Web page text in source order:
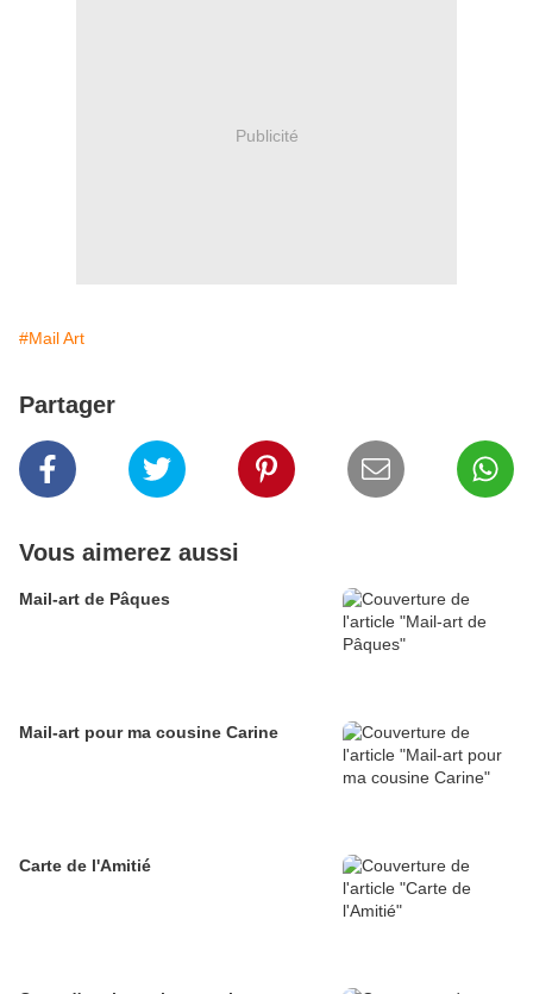
Publicité
#Mail Art
Partager
Vous aimerez aussi
Mail-art de Pâques
Mail-art pour ma cousine Carine
Carte de l'Amitié